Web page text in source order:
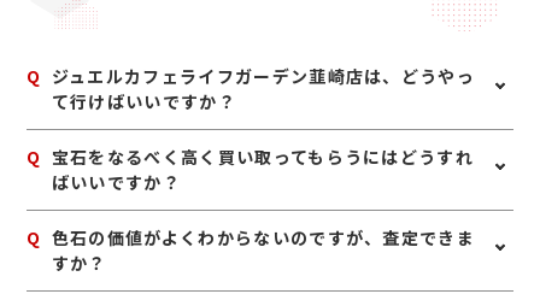
Q ジュエルカフェライフガーデン韮崎店は、どうやっ
て行けばいいですか？
A 《電車でお越しの場合》 JR線中央本線「韮崎駅」下車
で徒歩3分、改札を出て直進し階段を降りると、正面に
「ライフガーデンにらさき」が見えます。 《バスでお越
バス停」下車 ※ライフガーデンにらさきショッピングセ
ンター内 ●山梨交通バス 「韮崎駅バス停」下車 徒歩3
Q 宝石をなるべく高く買い取ってもらうにはどうすれ
ばいいですか？
A 宝石は、鑑別書や鑑定書、購入時の付属品があれば一緒
にお持ちいただくのがおすすめです。また、ジュエリー
として保管されている場合は、枠や地金も含めて査定で
Q 色石の価値がよくわからないのですが、査定できま
すか？